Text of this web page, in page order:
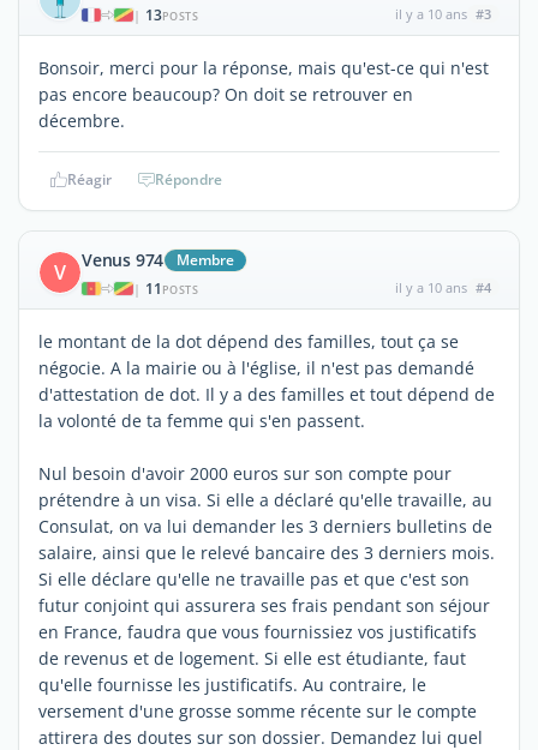
| 13POSTS il y a 10 ans #3
Bonsoir, merci pour la réponse, mais qu'est-ce qui n'est
pas encore beaucoup? On doit se retrouver en
décembre.
Réagir Répondre
V Venus 974 Membre
| 11 POSTS il y a 10 ans #4
le montant de la dot dépend des familles, tout ça se
négocie. A la mairie ou à l'église, il n'est pas demandé
d'attestation de dot. Il y a des familles et tout dépend de
la volonté de ta femme qui s'en passent.
Nul besoin d'avoir 2000 euros sur son compte pour
prétendre à un visa. Si elle a déclaré qu'elle travaille, au
Consulat, on va lui demander les 3 derniers bulletins de
salaire, ainsi que le relevé bancaire des 3 derniers mois.
Si elle déclare qu'elle ne travaille pas et que c'est son
futur conjoint qui assurera ses frais pendant son séjour
en France, faudra que vous fournissiez vos justificatifs
de revenus et de logement. Si elle est étudiante, faut
qu'elle fournisse les justificatifs. Au contraire, le
versement d'une grosse somme récente sur le compte
attirera des doutes sur son dossier. Demandez lui quel